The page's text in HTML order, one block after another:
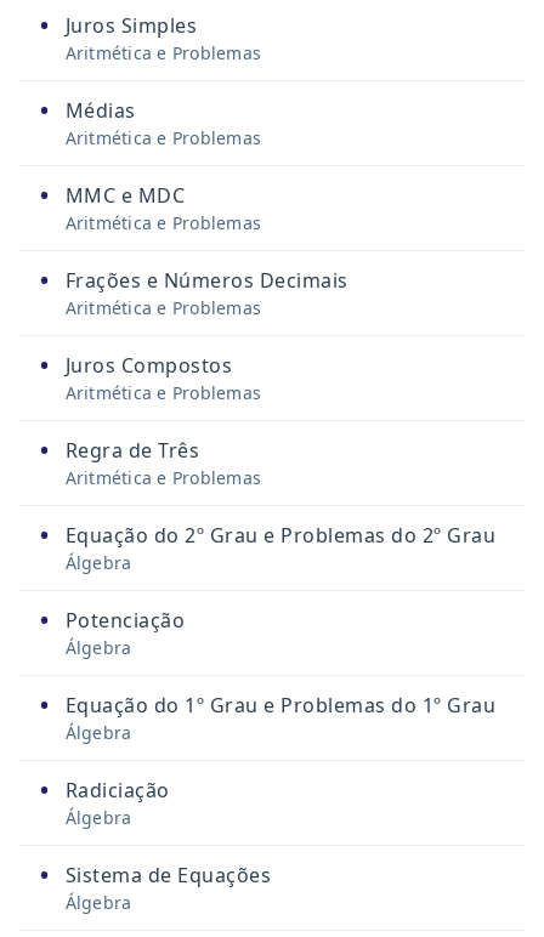
• Juros Simples
Aritmética e Problemas
• Médias
Aritmética e Problemas
• MMC e MDC
Aritmética e Problemas
• Frações e Números Decimais
Aritmética e Problemas
• Juros Compostos
Aritmética e Problemas
• Regra de Três
Aritmética e Problemas
• Equação do 2º Grau e Problemas do 2º Grau
Álgebra
• Potenciação
Álgebra
• Equação do 1º Grau e Problemas do 1º Grau
Álgebra
• Radiciação
Álgebra
• Sistema de Equações
Álgebra